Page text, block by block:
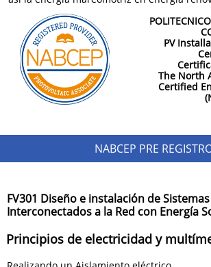
PV
The North
Certified
NABCEP PRE
FV301 Diseño e instalación de
Interconectados a la Red con Energía
Principios de electricidad y